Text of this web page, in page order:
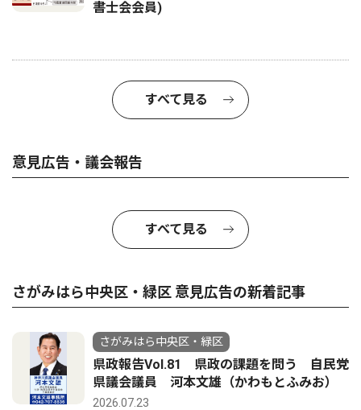
書士会会員)
すべて見る
意見広告・議会報告
すべて見る
さがみはら中央区・緑区 意見広告の新着記事
さがみはら中央区・緑区
県政報告Vol.81 県政の課題を問う 自民党
県議会議員 河本文雄（かわもとふみお）
2026.07.23